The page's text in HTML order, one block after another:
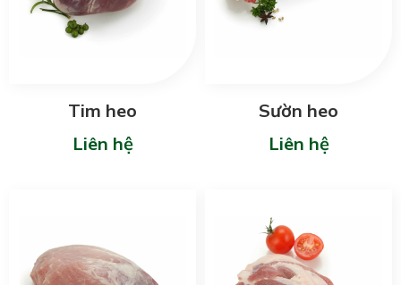
Tim heo
Liên hệ
Sườn heo
Liên hệ